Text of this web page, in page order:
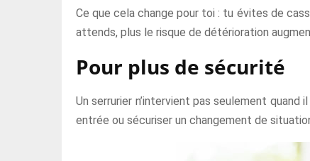
Ce que cela change pour toi : tu évites de
attends, plus le risque de détérioration
Pour plus de sécurité
Un serrurier n’intervient pas seulement
entrée ou sécuriser un changement de